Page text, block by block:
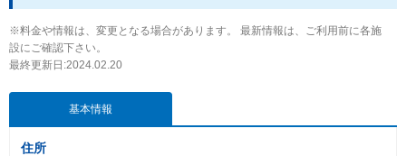
※料金や情報は、変更となる場合があります。 最新情報は、ご利用前に各施
設にご確認下さい。
最終更新日:2024.02.20
基本情報
住所